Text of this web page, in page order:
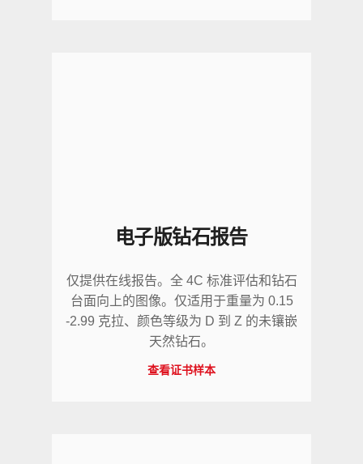
电子版钻石报告
仅提供在线报告。全 4C 标准评估和钻石
台面向上的图像。仅适用于重量为 0.15
-2.99 克拉、颜色等级为 D 到 Z 的未镶嵌
天然钻石。
查看证书样本